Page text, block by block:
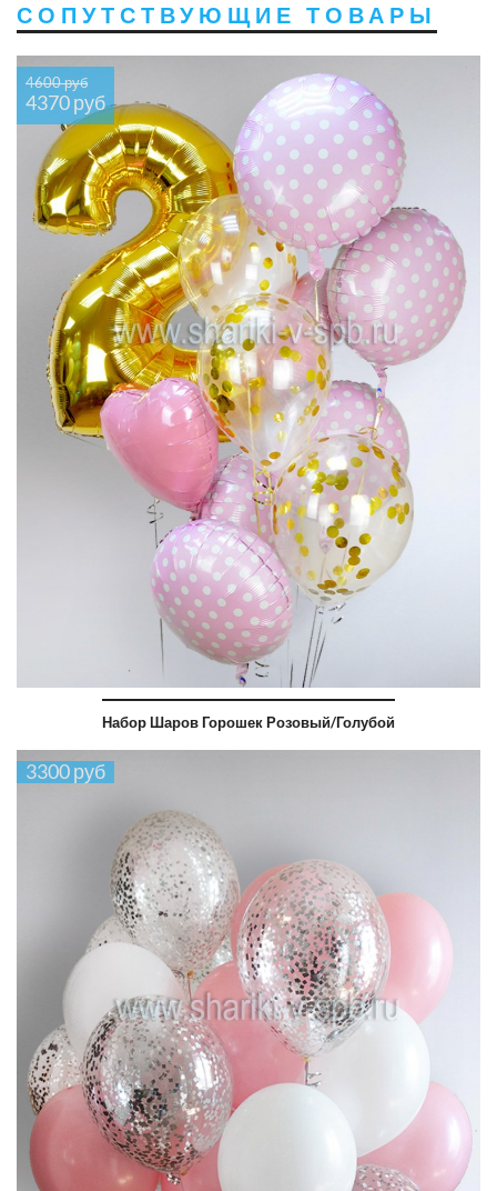
СОПУТСТВУЮЩИЕ ТОВАРЫ
4600 руб
4370 руб
Набор Шаров Горошек Розовый/голубой
3300 руб